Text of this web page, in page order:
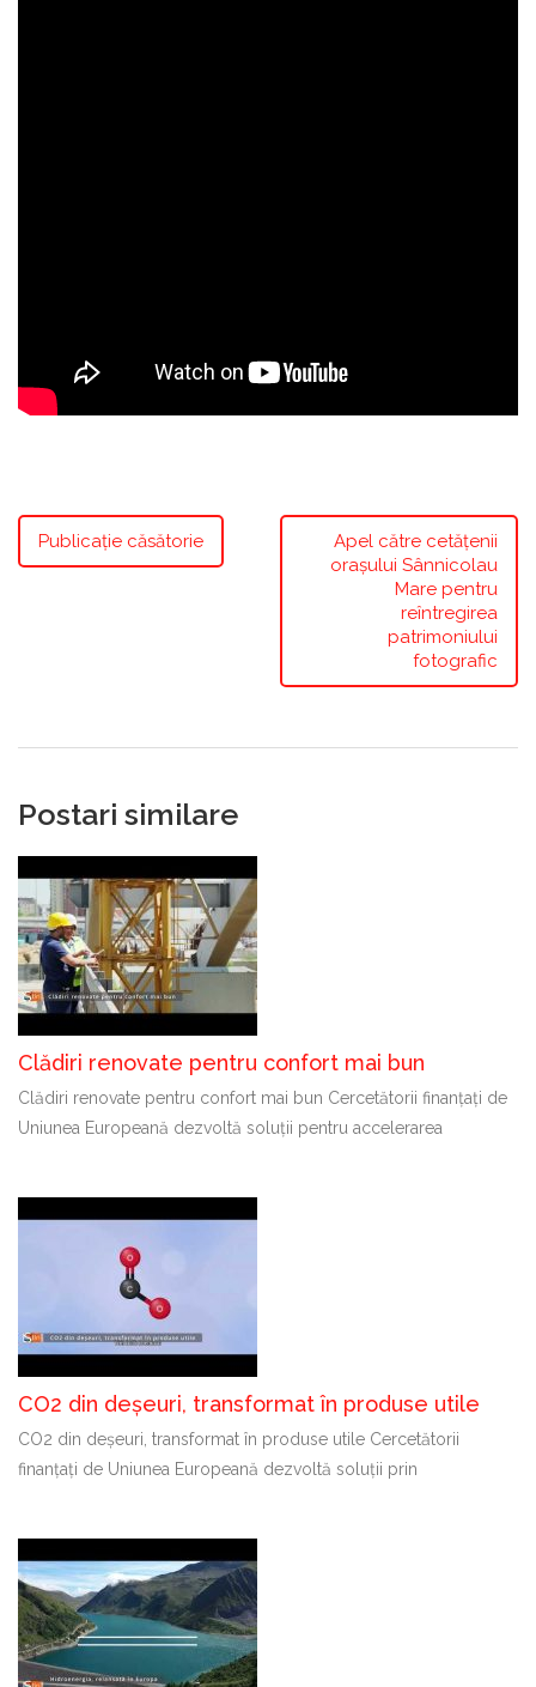
Publicație căsătorie
Apel către cetățenii
orașului Sânnicolau
Mare pentru
reîntregirea
patrimoniului
fotografic
Postari similare
Clădiri renovate pentru confort mai bun
Clădiri renovate pentru confort mai bun Cercetătorii finanțați de
Uniunea Europeană dezvoltă soluții pentru accelerarea
CO2 din deșeuri, transformat în produse utile
CO2 din deșeuri, transformat în produse utile Cercetătorii
finanțați de Uniunea Europeană dezvoltă soluții prin